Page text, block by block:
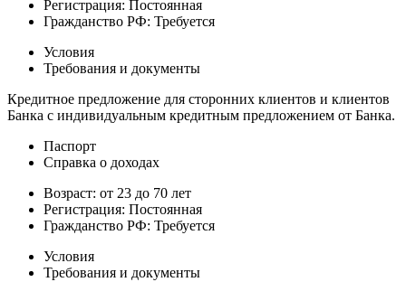
Регистрация: Постоянная
Гражданство РФ: Требуется
Условия
Требования и документы
Кредитное предложение для сторонних клиентов и клиентов
Банка с индивидуальным кредитным предложением от Банка.
Паспорт
Справка о доходах
Возраст: от 23 до 70 лет
Регистрация: Постоянная
Гражданство РФ: Требуется
Условия
Требования и документы